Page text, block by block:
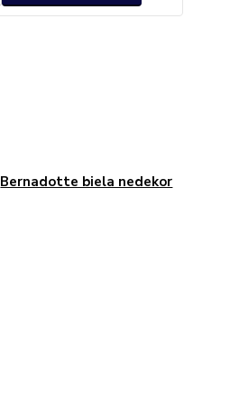
Bernadotte biela nedekor